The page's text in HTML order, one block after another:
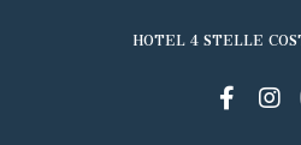
HOTEL 4 STELLE